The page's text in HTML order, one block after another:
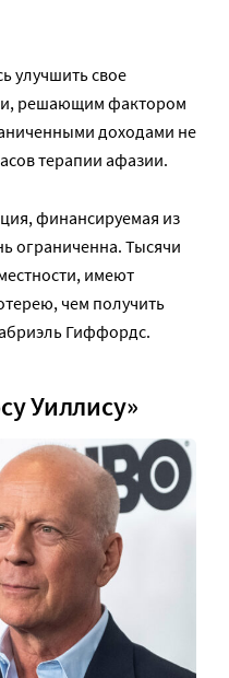
улучшить свое
решающим фактором
доходами не
терапии афазии.
финансируемая из
ограниченна. Тысячи
имеют
чем получить
Гиффордс.
Уиллису»